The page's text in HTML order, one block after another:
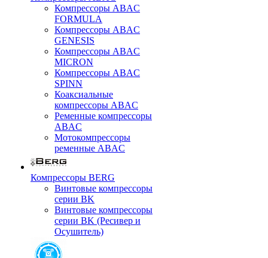
Компрессоры ABAC
FORMULA
Компрессоры ABAC
GENESIS
Компрессоры ABAC
MICRON
Компрессоры ABAC
SPINN
Коаксиальные
компрессоры ABAC
Ременные компрессоры
ABAC
Мотокомпрессоры
ременные ABAC
Компрессоры BERG
Винтовые компрессоры
серии BK
Винтовые компрессоры
серии BK (Ресивер и
Осушитель)